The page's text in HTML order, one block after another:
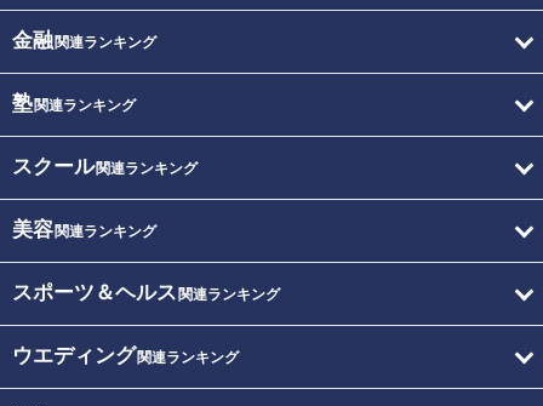
金融関連ランキング
塾関連ランキング
スクール関連ランキング
美容関連ランキング
スポーツ＆ヘルス 関連ランキング
ウエディング関連ランキング